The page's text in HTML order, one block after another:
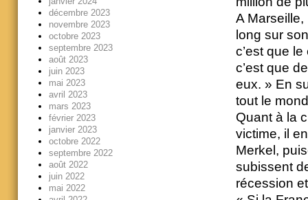
A Marseille,
long sur
c’est que
c’est que
eux. » En
tout le
Quant à la
victime, il
Merkel,
subissent
récession
décembre 2023
novembre 2023
octobre 2023
septembre 2023
août 2023
juin 2023
mai 2023
avril 2023
mars 2023
février 2023
janvier 2023
octobre 2022
septembre 2022
août 2022
juin 2022
mai 2022